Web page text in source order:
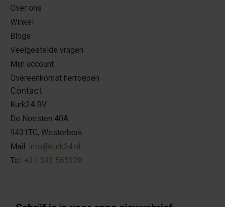
Over ons
Winkel
Blogs
Veelgestelde vragen
Mijn account
Overeenkomst herroepen
Contact
Kurk24 BV
De Noesten 40A
9431TC, Westerbork
Mail: info@kurk24.nl
Tel: +31 593 565228